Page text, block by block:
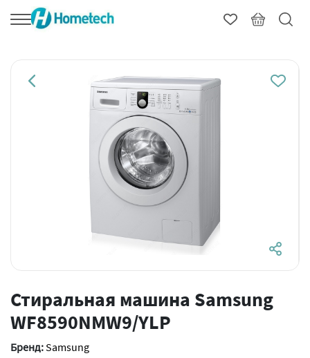
Стиральная машина Samsung
WF8590NMW9/YLP
Бренд:Samsung